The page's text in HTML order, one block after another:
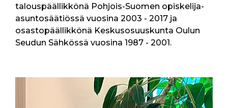
talouspäällikkönä Pohjois-Suomen opiskelija-
asuntosäätiössä vuosina 2003 - 2017 ja
osastopäällikkönä Keskusosuuskunta Oulun
Seudun Sähkössä vuosina 1987 - 2001.